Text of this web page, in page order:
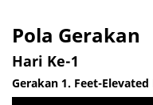
Pola Gerakan
Hari Ke-1
Gerakan 1. Feet-